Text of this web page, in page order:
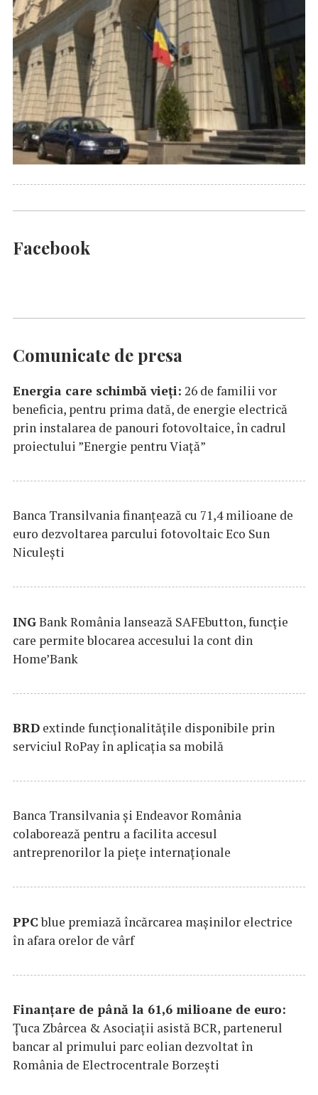
Facebook
Comunicate de presa
Energia care schimbă vieți: 26 de familii vor
beneficia, pentru prima dată, de energie electrică
prin instalarea de panouri fotovoltaice, în cadrul
proiectului ”Energie pentru Viață”
Banca Transilvania finanțează cu 71,4 milioane de
euro dezvoltarea parcului fotovoltaic Eco Sun
Niculești
INGBank România lansează SAFEbutton, funcţie
care permite blocarea accesului la cont din
Home’Bank
BRD extinde funcţionalităţile disponibile prin
serviciul RoPay în aplicaţia sa mobilă
Banca Transilvania şi Endeavor România
colaborează pentru a facilita accesul
antreprenorilor la pieţe internaţionale
PPCblue premiază încărcarea maşinilor electrice
în afara orelor de vârf
Finanțare de până la 61,6 milioane de euro:
Țuca Zbârcea & Asociații asistă BCR, partenerul
bancar al primului parc eolian dezvoltat în
România de Electrocentrale Borzești